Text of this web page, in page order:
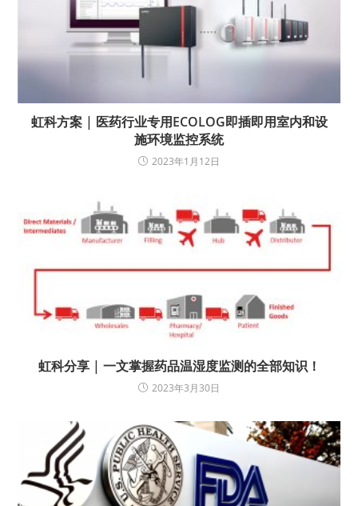
虹科方案 | 医药行业专用ECOLOG即插即用室内和设
施环境监控系统
2023年1月12日
虹科分享 | 一文掌握药品温湿度监测的全部知识！
2023年3月30日